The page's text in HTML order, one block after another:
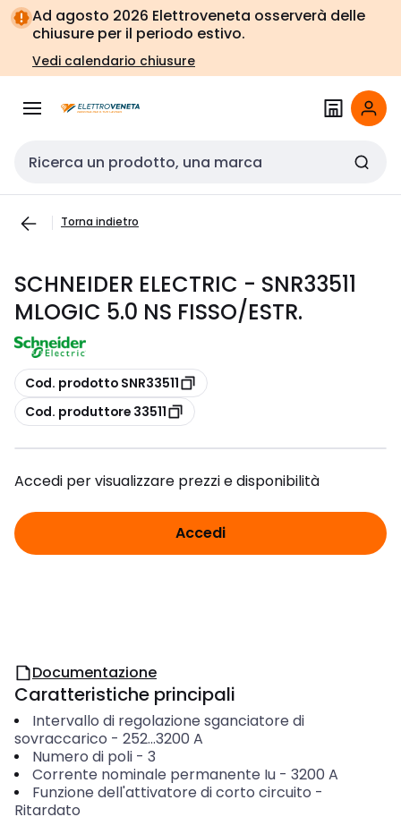
Vai alla
navigazione
Vai
alla
pagina
Ad agosto 2026 Elettroveneta osserverà delle
chiusure per il periodo estivo.
Vedi calendario chiusure
Cerca input
Torna indietro
SCHNEIDER ELECTRIC - SNR33511
MLOGIC 5.0 NS FISSO/ESTR.
copia
Cod. prodotto SNR33511
copia
Cod. produttore 33511
Accedi per visualizzare prezzi e disponibilità
Accedi
Documentazione
Caratteristiche principali
Intervallo di regolazione sganciatore di
sovraccarico - 252...3200 A
Numero di poli- 3
Corrente nominale permanente Iu- 3200 A
Funzione dell'attivatore di corto circuito -
Ritardato